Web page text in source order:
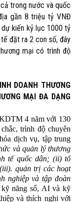
trong nước và quốc
gần 8 triệu tỷ VNĐ
dự kiến kỷ lục 1000 tỷ
tế đặt ra 2 con số, đây
mại có trình độ
DOANH THƯƠNG
MẠI ĐA DẠNG
4 năm với 130
trình độ chuyên
dịch vụ, tập trung
và quản lý thương
tế quốc dân; (ii) tổ
quản trị các hoạt
nghiệp và tập đoàn
năng số, AI và kỹ
và thích nghi với